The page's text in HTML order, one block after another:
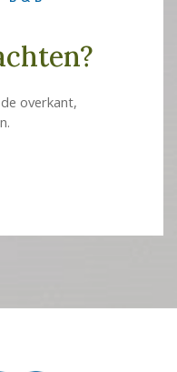
overkant,